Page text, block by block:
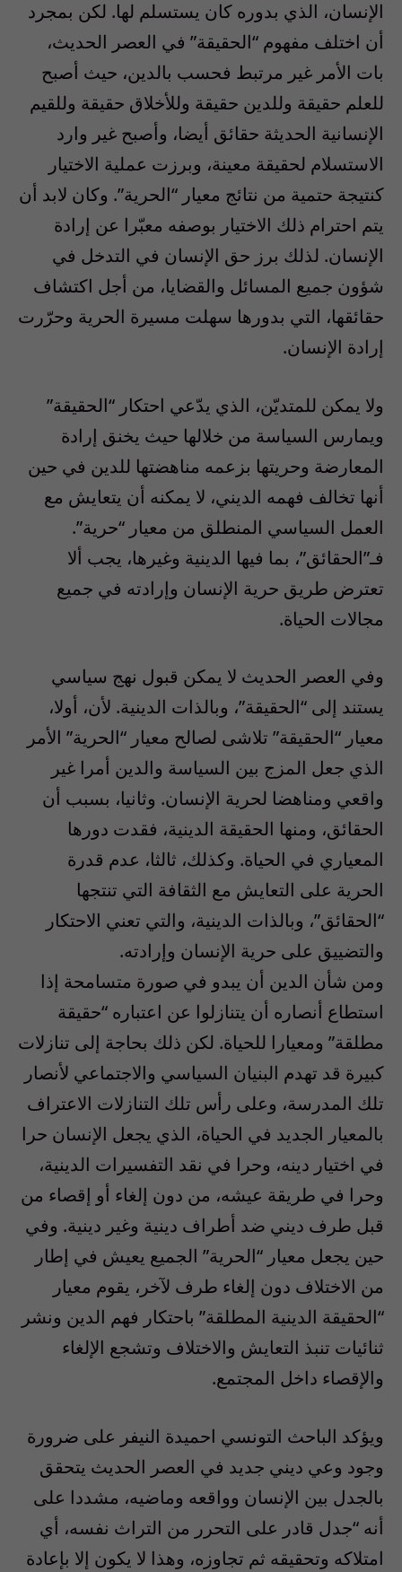
الإنسان، الذي بدوره كان يستسلم لها. لكن بمجرد
أن اختلف مفهوم “الحقيقة” في العصر الحديث،
بات الأمر غير مرتبط فحسب بالدين، حيث أصبح
للعلم حقيقة وللدين حقيقة وللأخلاق حقيقة وللقيم
الإنسانية الحديثة حقائق أيضا، وأصبح غير وارد
الاستسلام لحقيقة معينة، وبرزت عملية الاختيار
كنتيجة حتمية من نتائج معيار “الحرية”. وكان لابد أن
يتم احترام ذلك الاختيار بوصفه معبّرا عن إرادة
الإنسان. لذلك برز حق الإنسان في التدخل في
شؤون جميع المسائل والقضايا، من أجل اكتشاف
حقائقها، التي بدورها سهلت مسيرة الحرية وحرّرت
إرادة الإنسان.
ولا يمكن للمتديّن، الذي يدّعي احتكار “الحقيقة”
ويمارس السياسة من خلالها حيث يخنق إرادة
المعارضة وحريتها بزعمه مناهضتها للدين في حين
أنها تخالف فهمه الديني، لا يمكنه أن يتعايش مع
العمل السياسي المنطلق من معيار “حرية”.
فـ”الحقائق”، بما فيها الدينية وغيرها، يجب ألا
تعترض طريق حرية الإنسان وإرادته في جميع
مجالات الحياة.
وفي العصر الحديث لا يمكن قبول نهج سياسي
يستند إلى “الحقيقة”، وبالذات الدينية. لأن، أولا،
معيار “الحقيقة” تلاشى لصالح معيار “الحرية” الأمر
الذي جعل المزج بين السياسة والدين أمرا غير
واقعي ومناهضا لحرية الإنسان. وثانيا، بسبب أن
الحقائق، ومنها الحقيقة الدينية، فقدت دورها
المعياري في الحياة. وكذلك، ثالثا، عدم قدرة
الحرية على التعايش مع الثقافة التي تنتجها
“الحقائق”، وبالذات الدينية، والتي تعني الاحتكار
والتضييق على حرية الإنسان وإرادته.
ومن شأن الدين أن يبدو في صورة متسامحة إذا
استطاع أنصاره أن يتنازلوا عن اعتباره “حقيقة
مطلقة” ومعيارا للحياة. لكن ذلك بحاجة إلى تنازلات
كبيرة قد تهدم البنيان السياسي والاجتماعي لأنصار
تلك المدرسة، وعلى رأس تلك التنازلات الاعتراف
بالمعيار الجديد في الحياة، الذي يجعل الإنسان حرا
في اختيار دينه، وحرا في نقد التفسيرات الدينية،
وحرا في طريقة عيشه، من دون إلغاء أو إقصاء من
قبل طرف ديني ضد أطراف دينية وغير دينية. وفي
حين يجعل معيار “الحرية” الجميع يعيش في إطار
من الاختلاف دون إلغاء طرف لآخر، يقوم معيار
“الحقيقة الدينية المطلقة” باحتكار فهم الدين ونشر
ثنائيات تنبذ التعايش والاختلاف وتشجع الإلغاء
والإقصاء داخل المجتمع.
ويؤكد الباحث التونسي احميدة النيفر على ضرورة
وجود وعي ديني جديد في العصر الحديث يتحقق
بالجدل بين الإنسان وواقعه وماضيه، مشددا على
أنه “جدل قادر على التحرر من التراث نفسه، أي
امتلاكه وتحقيقه ثم تجاوزه، وهذا لا يكون إلا بإعادة